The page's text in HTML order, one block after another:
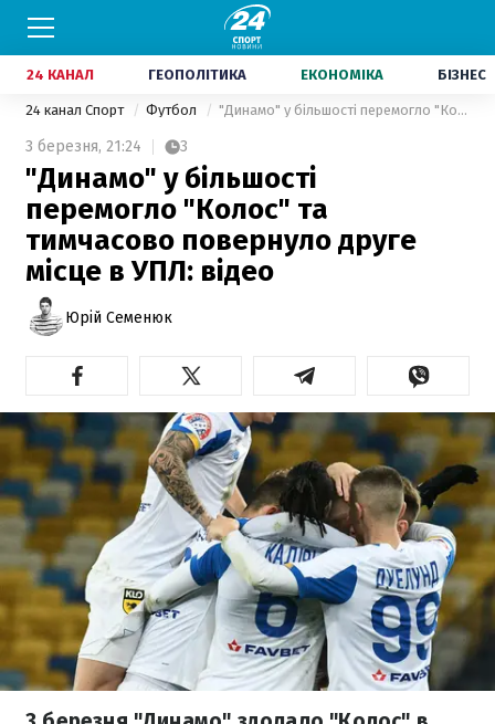
24 КАНАЛ ГЕОПОЛІТИКА ЕКОНОМІКА БІЗНЕС
24 канал Спорт Футбол "Динамо" у більшості перемогло "Колос" та тимчасово повернуло друге місце в УПЛ: відео
3 березня, 21:24 3
"Динамо" у більшості
перемогло "Колос" та
тимчасово повернуло друге
місце в УПЛ: відео
Юрій Семенюк